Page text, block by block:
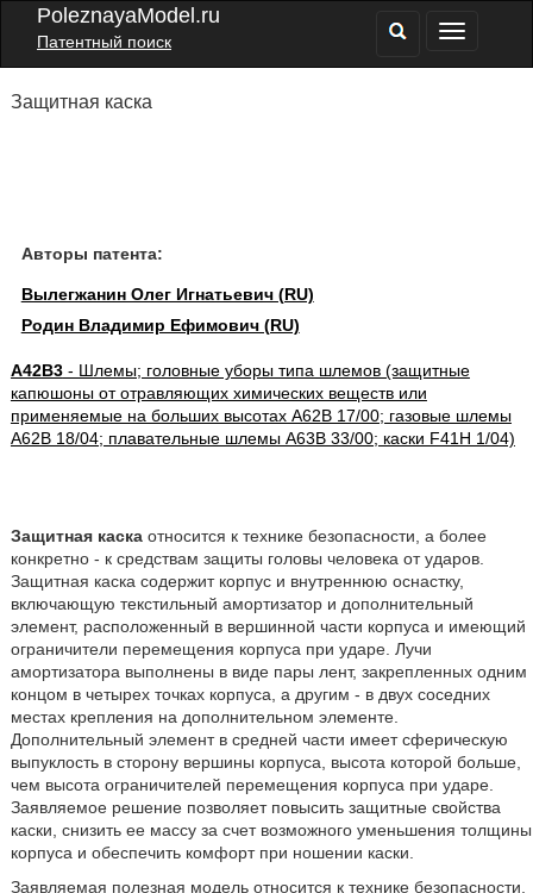
PoleznayaModel.ru
Патентный поиск
Защитная каска
Авторы патента:
Вылегжанин Олег Игнатьевич (RU)
Родин Владимир Ефимович (RU)
A42B3- Шлемы; головные уборы типа шлемов (защитные
капюшоны от отравляющих химических веществ или
применяемые на больших высотах A62B 17/00; газовые шлемы
A62B 18/04; плавательные шлемы A63B 33/00; каски F41H 1/04)
Защитная каскаотносится к технике безопасности, а более
конкретно - к средствам защиты головы человека от ударов.
Защитная каска содержит корпус и внутреннюю оснастку,
включающую текстильный амортизатор и дополнительный
элемент, расположенный в вершинной части корпуса и имеющий
ограничители перемещения корпуса при ударе. Лучи
амортизатора выполнены в виде пары лент, закрепленных одним
концом в четырех точках корпуса, а другим - в двух соседних
местах крепления на дополнительном элементе.
Дополнительный элемент в средней части имеет сферическую
выпуклость в сторону вершины корпуса, высота которой больше,
чем высота ограничителей перемещения корпуса при ударе.
Заявляемое решение позволяет повысить защитные свойства
каски, снизить ее массу за счет возможного уменьшения толщины
корпуса и обеспечить комфорт при ношении каски.
Заявляемая полезная модель относится к технике безопасности,